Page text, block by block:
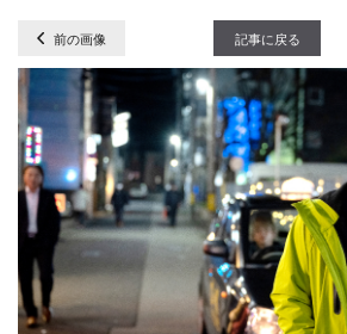
前の画像 記事に戻る